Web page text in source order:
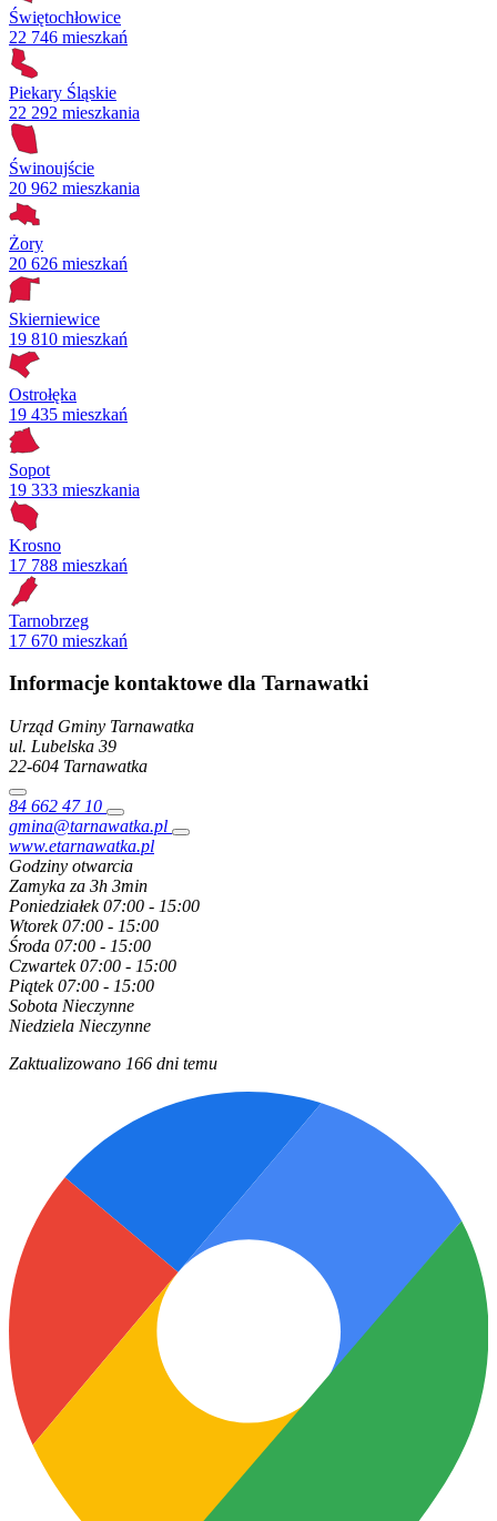
Świętochłowice
22 746 mieszkań
Piekary Śląskie
22 292 mieszkania
Świnoujście
20 962 mieszkania
Żory
20 626 mieszkań
Skierniewice
19 810 mieszkań
Ostrołęka
19 435 mieszkań
Sopot
19 333 mieszkania
Krosno
17 788 mieszkań
Tarnobrzeg
17 670 mieszkań
Informacje kontaktowe dla Tarnawatki
Urząd Gminy Tarnawatka
ul. Lubelska 39
22-604 Tarnawatka
84 662 47 10
gmina@tarnawatka.pl
www.etarnawatka.pl
Godziny otwarcia
Zamyka za 3h 3min
Poniedziałek 07:00 - 15:00
Wtorek 07:00 - 15:00
Środa 07:00 - 15:00
Czwartek 07:00 - 15:00
Piątek 07:00 - 15:00
Sobota Nieczynne
Niedziela Nieczynne
Zaktualizowano 166 dni temu